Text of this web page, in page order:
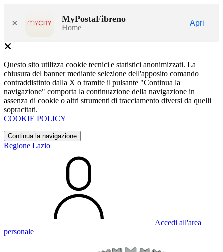
× MyPostaFibreno
Home
Apri
Questo sito utilizza cookie tecnici e statistici anonimizzati. La
chiusura del banner mediante selezione dell'apposito comando
contraddistinto dalla X o tramite il pulsante "Continua la
navigazione" comporta la continuazione della navigazione in
assenza di cookie o altri strumenti di tracciamento diversi da quelli
sopracitati.
COOKIE POLICY
Continua la navigazione
Regione Lazio
Accedi all'area
personale